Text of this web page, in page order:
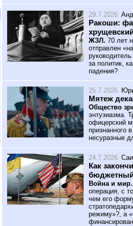
29.7.2026
Ракоши:
ЖЗЛ. 70 лет
отправлен
за политик,
падения?
25.7.2026
Мятеж
Общество
энтузиазма.
офицерский
признанного
несуразные
24.7.2026
Как
Война и мир.
операция, с
чем его
режиму»?, а